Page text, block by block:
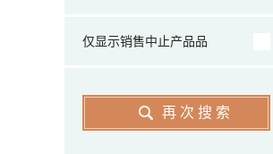
仅显示销售中止产品品
再次搜索